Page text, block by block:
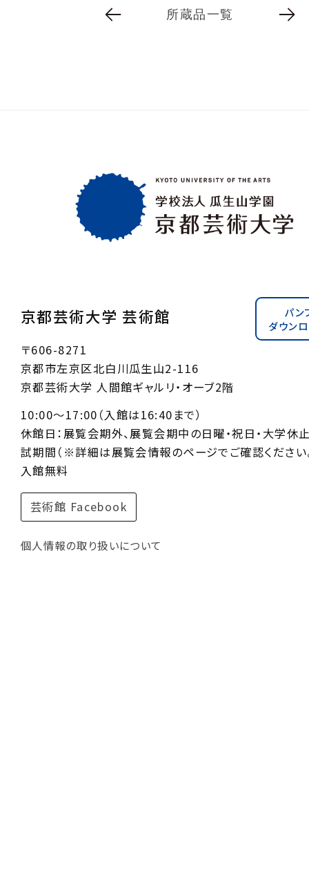
所蔵品一覧
京都芸術大学 芸術館
パン
ダウン
〒606-8271
京都市左京区北白川瓜生山2-116
京都芸術大学 人間館ギャルリ・オーブ2階
10:00〜17:00（入館は16:40まで）
休館日：展覧会期外、展覧会期中の日曜・祝日・大学休
試期間（※詳細は展覧会情報のページでご確認ください
入館無料
芸術館 Facebook
個人情報の取り扱いについて